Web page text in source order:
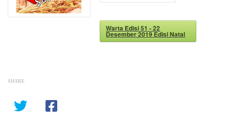
Warta Edisi 51 - 22
Desember 2019 Edisi Natal
SHARE